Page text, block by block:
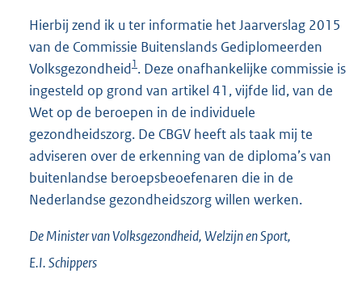
Hierbij zend ik u ter informatie het Jaarverslag 2015
van de Commissie Buitenslands Gediplomeerden
Volksgezondheid1. Deze onafhankelijke commissie is
ingesteld op grond van artikel 41, vijfde lid, van de
Wet op de beroepen in de individuele
gezondheidszorg. De CBGV heeft als taak mij te
adviseren over de erkenning van de diploma’s van
buitenlandse beroepsbeoefenaren die in de
Nederlandse gezondheidszorg willen werken.
De Minister van Volksgezondheid, Welzijn en Sport,
E.I.Schippers